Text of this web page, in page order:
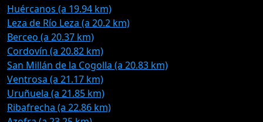
Huércanos (a 19.94 km)
Leza de Río Leza (a 20.2 km)
Berceo (a 20.37 km)
Cordovín (a 20.82 km)
San Millán de la Cogolla (a 20.83 km)
Ventrosa (a 21.17 km)
Uruñuela (a 21.85 km)
Ribafrecha (a 22.86 km)